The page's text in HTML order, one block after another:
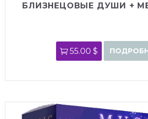
БЛИЗНЕЦОВЫЕ ДУШИ +
55.00 $